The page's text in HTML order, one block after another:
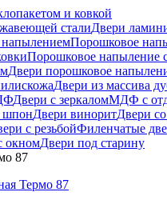
и ковкой
сталиДвери
Порошковое
Порошковое напыление
Двери порошковое
Двери из массива
Двери с зеркаломМДФ с
шпонДвери виноритДвери
с резьбойФиленчатые
окномДвери под старину
87